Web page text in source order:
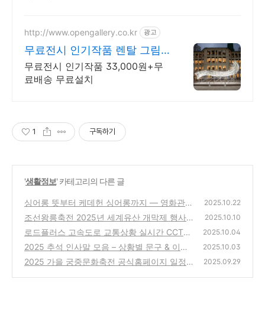
http://www.opengallery.co.kr 광고
무료전시 인기작품 렌탈 그림
렌탈 1위 오픈갤러리
무료전시 인기작품 33,000원+무
료배송 무료설치
1 구독하기
'생활정보' 카테고리의 다른 글
싱어롱 뜻부터 케데헌 싱어롱까지 — 영화관이
무대가 되는 순간
(0)
2025.10.22
조선왕릉축전 2025년 세계유산 개막제 행사
프로그램 총정리
(0)
2025.10.10
로드플러스 고속도로 교통상황 실시간 CCTV
확인 방법 총정리
(0)
2025.10.04
2025 추석 인사말 모음 – 상황별 문구 & 이미
지 총정리
(0)
2025.10.03
2025 가을 궁중문화축전 공식홈페이지 일정
2025.09.29